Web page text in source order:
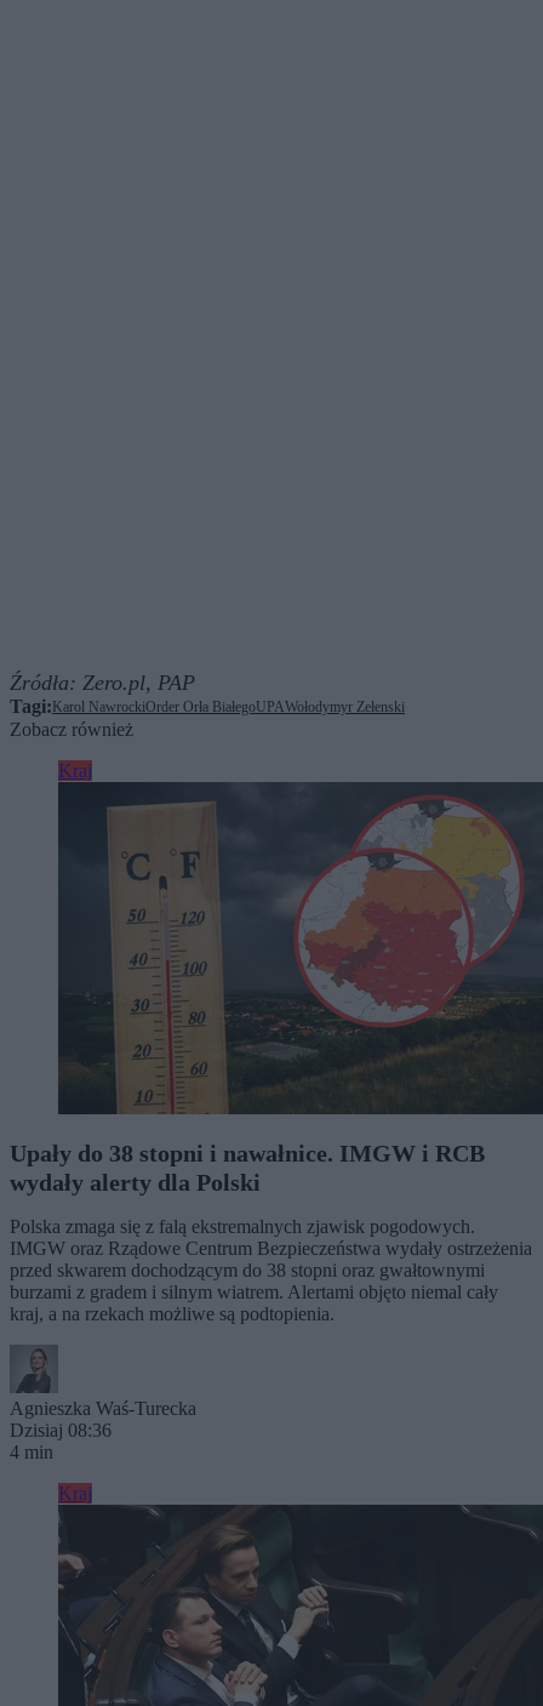
Źródła: Zero.pl, PAP
Tagi:Karol NawrockiOrder Orła BiałegoUPAWołodymyr Zełenski
Zobacz również
Kraj
Upały do 38 stopni i nawałnice. IMGW i RCB
wydały alerty dla Polski
Polska zmaga się z falą ekstremalnych zjawisk pogodowych.
IMGW oraz Rządowe Centrum Bezpieczeństwa wydały ostrzeżenia
przed skwarem dochodzącym do 38 stopni oraz gwałtownymi
burzami z gradem i silnym wiatrem. Alertami objęto niemal cały
kraj, a na rzekach możliwe są podtopienia.
Agnieszka Waś-Turecka
Dzisiaj 08:36
4 min
Kraj